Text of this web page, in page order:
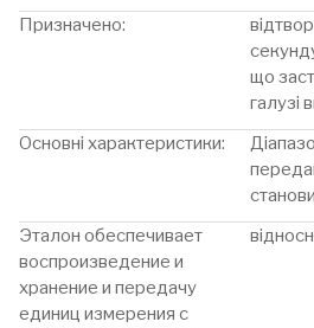
Призначено:
що
галузі
Основні характеристики:
Эталон обеспечивает
воспроизведение и
хранение и передачу
единиц измерения с